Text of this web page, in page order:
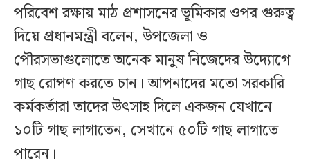
পরিবেশ রক্ষায় মাঠ প্রশাসনের ভূমিকার ওপর গুরুত্ব
দিয়ে প্রধানমন্ত্রী বলেন, উপজেলা ও
পৌরসভাগুলোতে অনেক মানুষ নিজেদের উদ্যোগে
গাছ রোপণ করতে চান। আপনাদের মতো সরকারি
কর্মকর্তারা তাদের উৎসাহ দিলে একজন যেখানে
১০টি গাছ লাগাতেন, সেখানে ৫০টি গাছ লাগাতে
পারেন।